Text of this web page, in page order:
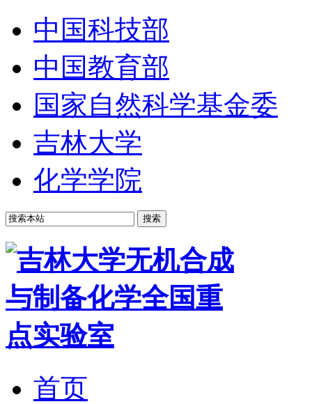
中国科技部
中国教育部
国家自然科学基金委
吉林大学
化学学院
首页